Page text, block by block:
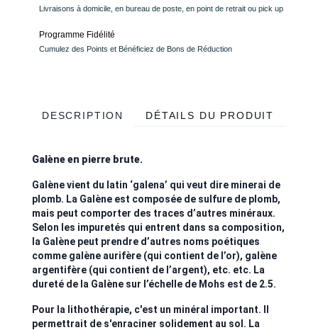
Livraisons à domicile, en bureau de poste, en point de retrait ou pick up
Programme Fidélité
Cumulez des Points et Bénéficiez de Bons de Réduction
DESCRIPTION DÉTAILS DU PRODUIT
Galène en pierre brute.
Galène vient du latin ‘galena’ qui veut dire minerai de
plomb. La Galène est composée de sulfure de plomb,
mais peut comporter des traces d’autres minéraux.
Selon les impuretés qui entrent dans sa composition,
la Galène peut prendre d’autres noms poétiques
comme galène aurifère (qui contient de l’or), galène
argentifère (qui contient de l’argent), etc. etc. La
dureté de la Galène sur l’échelle de Mohs est de 2.5.
Pour la lithothérapie, c'est un minéral important. Il
permettrait de s'enraciner solidement au sol. La